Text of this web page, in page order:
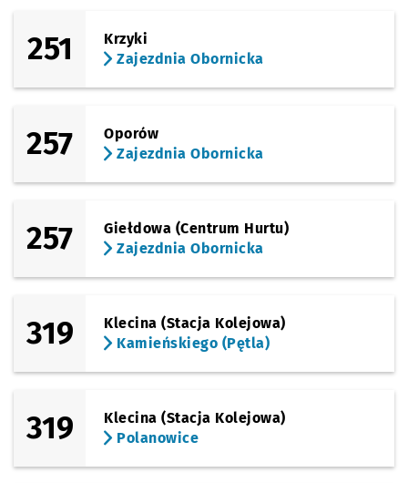
251
Krzyki
Zajezdnia Obornicka
257
Oporów
Zajezdnia Obornicka
257
Giełdowa (Centrum Hurtu)
Zajezdnia Obornicka
319
Klecina (Stacja Kolejowa)
Kamieńskiego (Pętla)
319
Klecina (Stacja Kolejowa)
Polanowice